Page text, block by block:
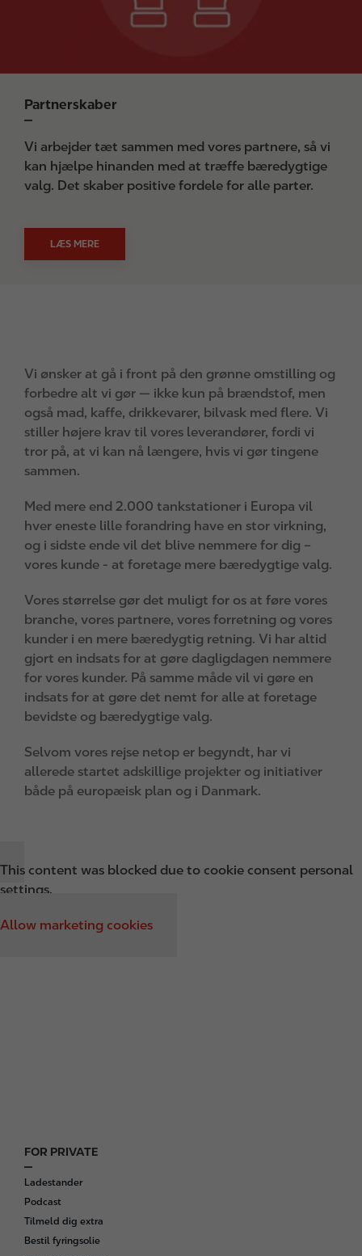
Partnerskaber
Vi arbejder tæt sammen med vores partnere, så vi
kan hjælpe hinanden med at træffe bæredygtige
valg. Det skaber positive fordele for alle parter.
LÆS MERE
Vi ønsker at gå i front på den grønne omstilling og
forbedre alt vi gør — ikke kun på brændstof, men
også mad, kaffe, drikkevarer, bilvask med flere. Vi
stiller højere krav til vores leverandører, fordi vi
tror på, at vi kan nå længere, hvis vi gør tingene
sammen.
Med mere end 2.000 tankstationer i Europa vil
hver eneste lille forandring have en stor virkning,
og i sidste ende vil det blive nemmere for dig –
vores kunde - at foretage mere bæredygtige valg.
Vores størrelse gør det muligt for os at føre vores
branche, vores partnere, vores forretning og vores
kunder i en mere bæredygtig retning. Vi har altid
gjort en indsats for at gøre dagligdagen nemmere
for vores kunder. På samme måde vil vi gøre en
indsats for at gøre det nemt for alle at foretage
bevidste og bæredygtige valg.
Selvom vores rejse netop er begyndt, har vi
allerede startet adskillige projekter og initiativer
både på europæisk plan og i Danmark.
This content was blocked due to cookie consent personal
settings.
Allow marketing cookies
F
o
o
t
e
r
FOR PRIVATE
Ladestander
Podcast
Tilmeld dig extra
Bestil fyringsolie